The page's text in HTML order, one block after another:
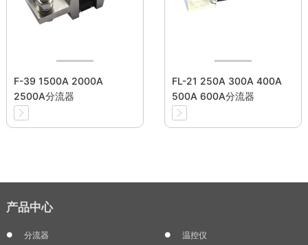
F-39 1500A 2000A
2500A分流器
FL-21 250A 300A 400A
500A 600A分流器
产品中心
分流器
温控仪